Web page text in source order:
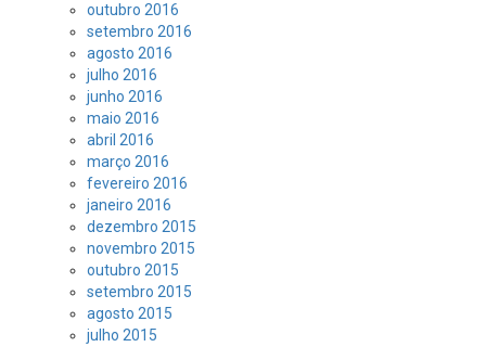
outubro 2016
setembro 2016
agosto 2016
julho 2016
junho 2016
maio 2016
abril 2016
março 2016
fevereiro 2016
janeiro 2016
dezembro 2015
novembro 2015
outubro 2015
setembro 2015
agosto 2015
julho 2015